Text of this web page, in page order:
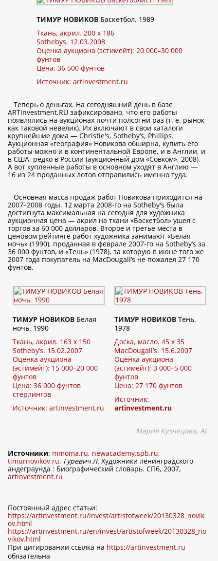
ТИМУР НОВИКОВ Баскетбол. 1989
Ткань, акрил. 200 х 186
Sothebys. 12.03.2008
Оценка аукциона (эстимейт): 20 000–30 000
фунтов
Цена: 36 500 фунтов
Источник: artinvestment.ru
Теперь о деньгах. На сегодняшний день в базе
ARTinvestment.RU зафиксировано, что его работы
появлялись на аукционах почти полсотни раз (т. е. рынок
как таковой невелик). Их включают в свои каталоги
крупнейшие дома — Christie's, Sotheby’s, Phillips.
Аукционная «география» Новикова обширна, купить его
работы можно и в континентальной Европе, и в Англии, и
в США, редко в России (аукционный дом «Совком», 2008).
А вот купленные работы в основном уходят в Англию —
16 из 24 проданных лотов отправились именно туда.
Основная масса продаж работ Новикова приходится на
2007–2008 годы. 12 марта 2008-го на Sotheby's была
достигнута максимальная на сегодня для художника
аукционная цена — акрил на ткани «Баскетбол» ушел с
торгов за 60 000 долларов. Второе и третье места в
ценовом рейтинге работ художника занимают «Белая
ночь» (1990), проданная в феврале 2007-го на Sotheby’s за
36 000 фунтов, и «Тень» (1978), за которую в июне того же
2007 года покупатель на MаcDougall’s не пожалел 27 170
фунтов.
ТИМУР НОВИКОВ Белая
ночь. 1990
Ткань, акрил. 163 х 150
Sotheby’s. 15.02.2007
Оценка аукциона
(эстимейт): 15 000–20 000
фунтов
Цена: 36 000 фунтов
стерлингов
Источник: artinvestment.ru
ТИМУР НОВИКОВ Тень.
1978
Доска, масло. 45 х 35
MacDougall’s. 15.6.2007
Оценка аукциона
(эстимейт): 3 000–5 000
фунтов
Цена: 27 170 фунтов
Источник:
artinvestment.ru
Мария Кузнецова, AI
Источники: mmoma.ru, newacademy.spb.ru,
timurnovikov.ru, Гуревич Л. Художники ленинградского
андеграунда : Биографический словарь. СПб, 2007,
artinvestment.ru
Постоянный адрес статьи:
https://artinvestment.ru/invest/artistofweek/20130328_novik
ov.html
https://artinvestment.ru/en/invest/artistofweek/20130328_no
vikov.html
При цитировании ссылка на https://artinvestment.ru
обязательна